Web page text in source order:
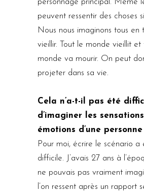
peuvent ressentir des choses
Nous nous imaginons tous en
vieillir. Tout le monde vieillit et
monde va mourir. On peut
projeter dans sa vie.
Cela n’a-t-il pas été
d’imaginer les
émotions d’une
Pour moi, écrire le scénario a
difficile. J’avais 27 ans à
ne pouvais pas vraiment
l’on ressent après un rapport